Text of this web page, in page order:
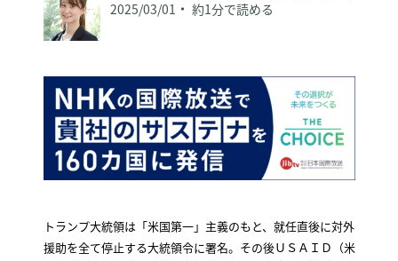
2025/03/01 約1分で読める
トランプ大統領は「米国第一」主義のもと、就任直後に対外
援助を全て停止する大統領令に署名。その後ＵＳＡＩＤ（米